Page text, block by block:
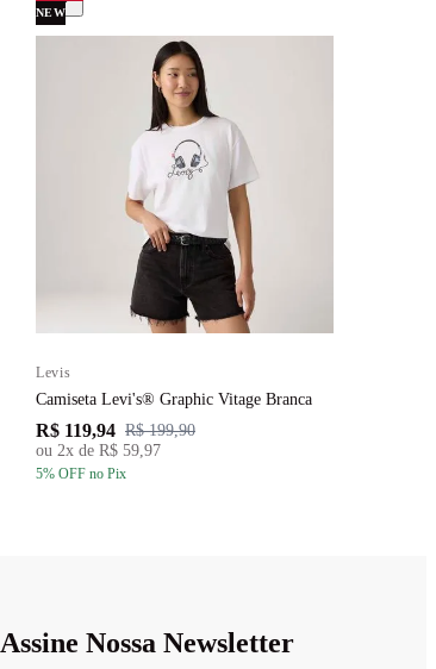
NEW
Levis
Camiseta Levi's® Graphic Vitage Branca
R$ 119,94 R$ 199,90
ou 2x de R$ 59,97
5% OFF no Pix
Assine Nossa Newsletter